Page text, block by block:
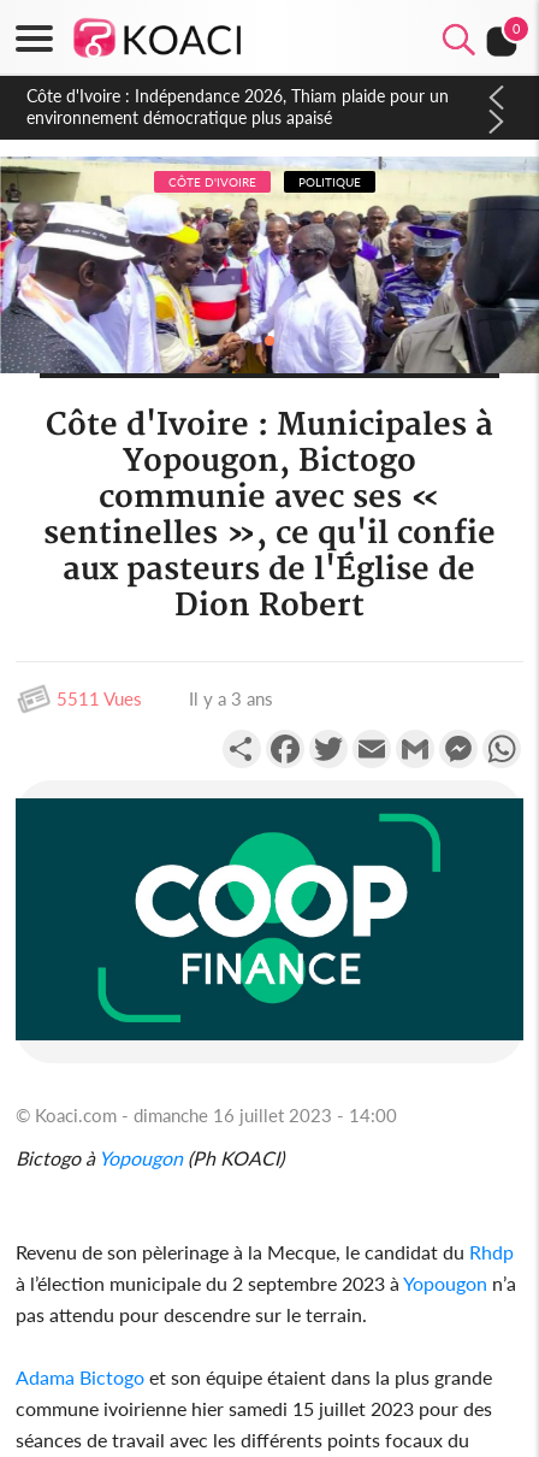
0
Côte d'Ivoire : Concours INFAS 2026, les convocations
seront disponibles à compter du samedi
CÔTE D'IVOIRE POLITIQUE
Côte d'Ivoire : Municipales à
Yopougon, Bictogo
communie avec ses «
sentinelles », ce qu'il confie
aux pasteurs de l'Église de
Dion Robert
5511 Vues Il y a 3 ans
PartagerFacebookTwitterEmail Gmail
© Koaci.com - dimanche 16 juillet 2023 - 14:00
Bictogo à Yopougon(Ph KOACI)
Revenu de son pèlerinage à la Mecque, le candidat du Rhdp
à l’élection municipale du 2 septembre 2023 àYopougon n’a
pas attendu pour descendre sur le terrain.
Adama Bictogo et son équipe étaient dans la plus grande
commune ivoirienne hier samedi 15 juillet 2023 pour des
séances de travail avec les différents points focaux du